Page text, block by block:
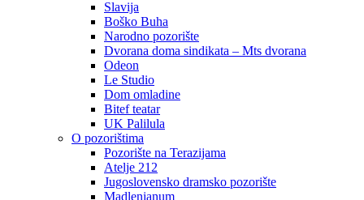
Slavija
Boško Buha
Narodno pozorište
Dvorana doma sindikata – Mts dvorana
Odeon
Le Studio
Dom omladine
Bitef teatar
UK Palilula
O pozorištima
Pozorište na Terazijama
Atelje 212
Jugoslovensko dramsko pozorište
Madlenianum